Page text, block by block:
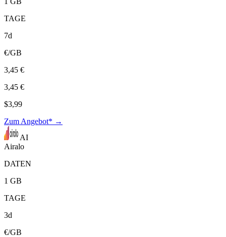
TAGE
7d
€/GB
3,45 €
3,45 €
$3,99
Zum Angebot* →
AI
Airalo
DATEN
1 GB
TAGE
3d
€/GB